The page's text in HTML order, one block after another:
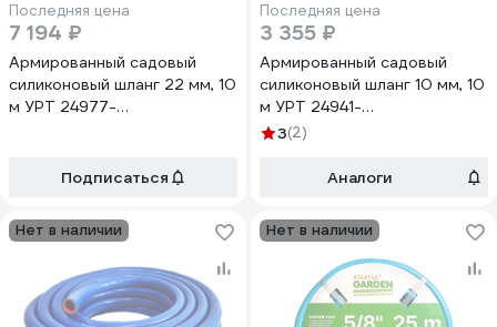
Последняя цена
7 194 ₽
Армированный садовый
силиконовый шланг 22 мм, 10
м УРТ 24977-
Подписаться
Последняя цена
3 355 ₽
Армированный садовый
силиконовый шланг 10 мм, 10
м УРТ 24941-
рукав*сил*арм*10мм*10м
3(2)
Аналоги
Нет в наличии Нет в наличии